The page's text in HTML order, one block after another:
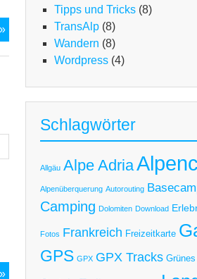
Tag
MTB
7-
Maggiore
Gardasee
Tag
MTB
Tipps und Tricks (8)
TransAlp (8)
Wandern (8)
Wordpress (4)
Schlagwörter
Allgäu Alpe Adria
Alpenüberquerung Autorouting
Camping Dolomiten Download
Fotos Frankreich Freizeitkarte
GPS GPX GPX Tracks